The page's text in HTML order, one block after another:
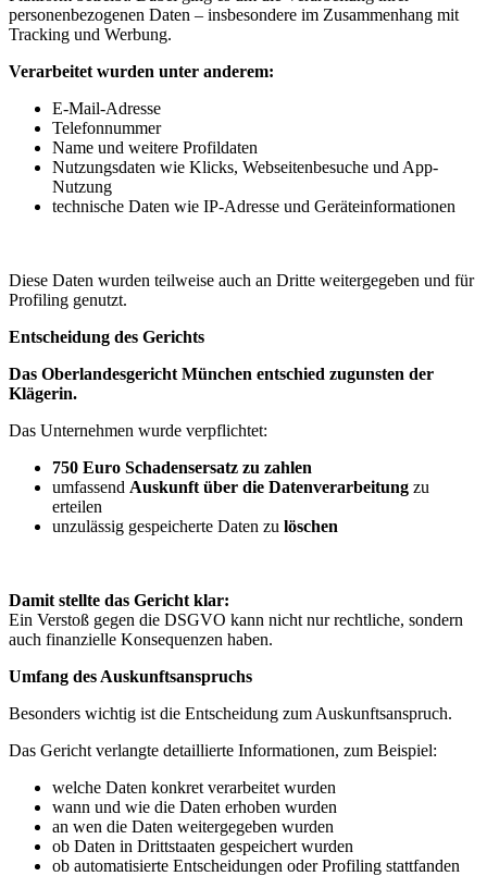
personenbezogenen Daten – insbesondere im Zusammenhang mit
Tracking und Werbung.
Verarbeitet wurden unter anderem:
E-Mail-Adresse
Telefonnummer
Name und weitere Profildaten
Nutzungsdaten wie Klicks, Webseitenbesuche und App-
Nutzung
technische Daten wie IP-Adresse und Geräteinformationen
Diese Daten wurden teilweise auch an Dritte weitergegeben und für
Profiling genutzt.
Entscheidung des Gerichts
Das Oberlandesgericht München entschied zugunsten der
Klägerin.
Das Unternehmen wurde verpflichtet:
750 Euro Schadensersatz zu zahlen
umfassend Auskunft über die Datenverarbeitung zu
erteilen
unzulässig gespeicherte Daten zu löschen
Damit stellte das Gericht klar:
Ein Verstoß gegen die DSGVO kann nicht nur rechtliche, sondern
auch finanzielle Konsequenzen haben.
Umfang des Auskunftsanspruchs
Besonders wichtig ist die Entscheidung zum Auskunftsanspruch.
Das Gericht verlangte detaillierte Informationen, zum Beispiel:
welche Daten konkret verarbeitet wurden
wann und wie die Daten erhoben wurden
an wen die Daten weitergegeben wurden
ob Daten in Drittstaaten gespeichert wurden
ob automatisierte Entscheidungen oder Profiling stattfanden